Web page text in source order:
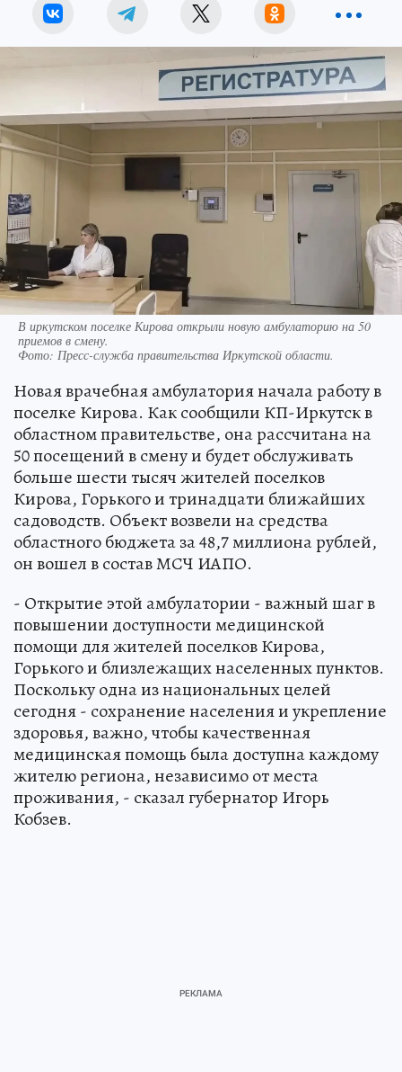
В иркутском поселке Кирова открыли новую амбулаторию на 50
приемов в смену.
Фото: Пресс-служба правительства Иркутской области.
Новая врачебная амбулатория начала работу в
поселке Кирова. Как сообщили КП-Иркутск в
областном правительстве, она рассчитана на
50 посещений в смену и будет обслуживать
больше шести тысяч жителей поселков
Кирова, Горького и тринадцати ближайших
садоводств. Объект возвели на средства
областного бюджета за 48,7 миллиона рублей,
он вошел в состав МСЧ ИАПО.
- Открытие этой амбулатории - важный шаг в
повышении доступности медицинской
помощи для жителей поселков Кирова,
Горького и близлежащих населенных пунктов.
Поскольку одна из национальных целей
сегодня - сохранение населения и укрепление
здоровья, важно, чтобы качественная
медицинская помощь была доступна каждому
жителю региона, независимо от места
проживания, - сказал губернатор Игорь
Кобзев.